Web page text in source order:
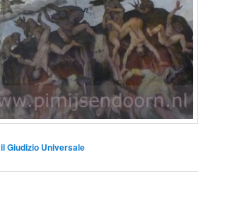
il Giudizio Universale